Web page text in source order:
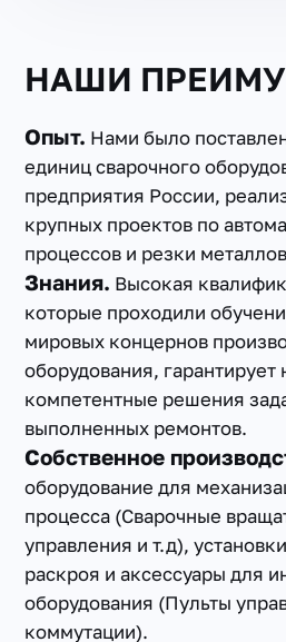
НАШИ
Опыт. Нами было
единиц сварочного
предприятия России,
крупных проектов по
процессов и резки
Знания. Высокая
которые проходили
мировых концернов
оборудования,
компетентные решения
выполненных ремонтов.
Собственное
оборудование для
процесса (Сварочные
управления и т.д),
раскроя и аксессуары для
оборудования (Пульты
коммутации).